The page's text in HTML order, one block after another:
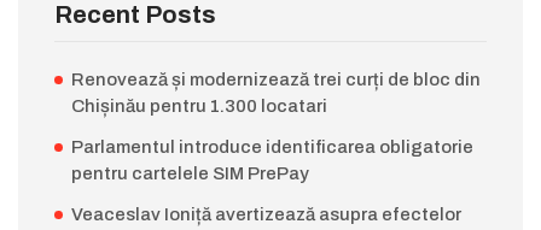
Recent Posts
Renovează și modernizează trei curți de bloc din
Chișinău pentru 1.300 locatari
Parlamentul introduce identificarea obligatorie
pentru cartelele SIM PrePay
Veaceslav Ioniță avertizează asupra efectelor